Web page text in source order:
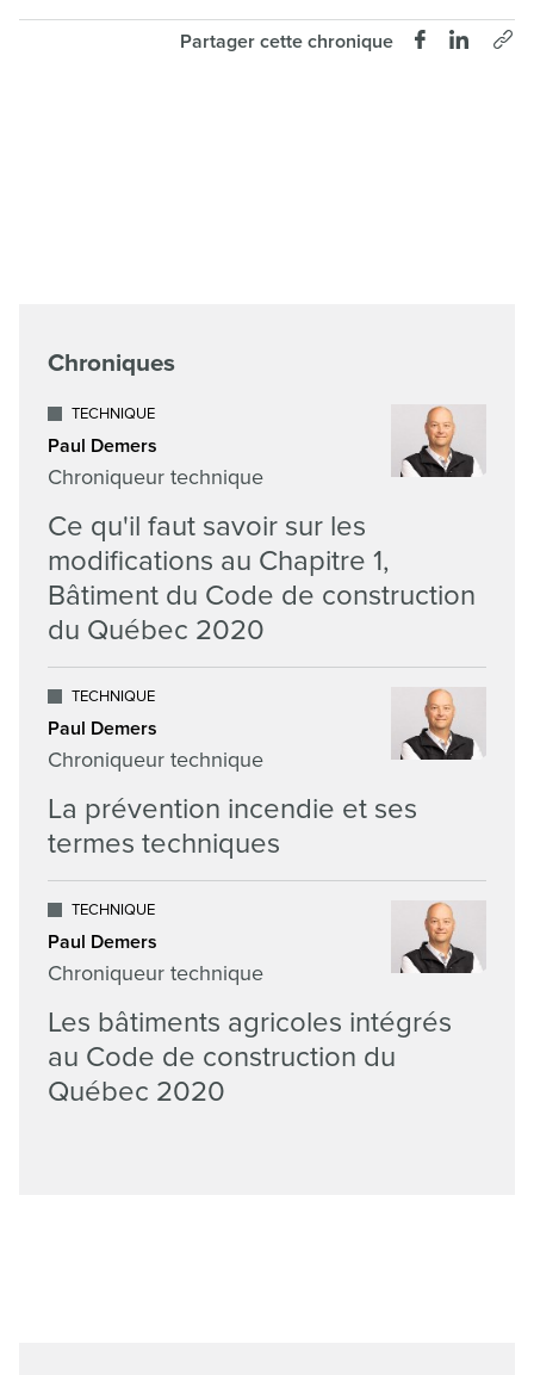
Partager cette chronique
Chroniques
TECHNIQUE
Paul Demers
Chroniqueur technique
Ce qu'il faut savoir sur les
modifications au Chapitre 1,
Bâtiment du Code de construction
du Québec 2020
TECHNIQUE
Paul Demers
Chroniqueur technique
La prévention incendie et ses
termes techniques
TECHNIQUE
Paul Demers
Chroniqueur technique
Les bâtiments agricoles intégrés
au Code de construction du
Québec 2020